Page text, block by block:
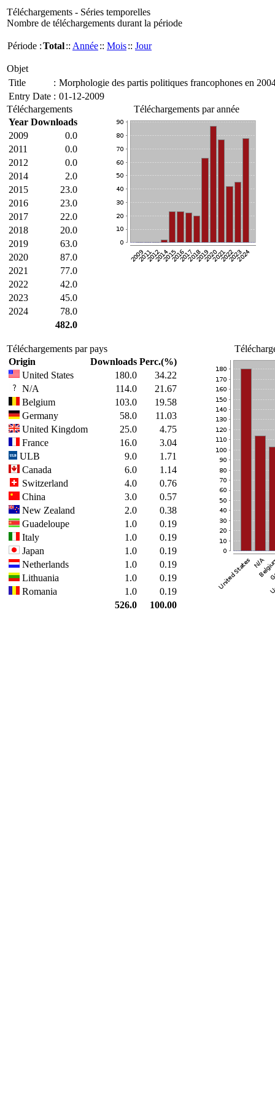
Téléchargements - Séries temporelles
Nombre de téléchargements durant la période
Période :Total:: Année:: Mois:: Jour
Objet
Title
: Morphologie des partis politiques francophones en
Entry Date : 01-12-2009
Téléchargements
Year Downloads
2009
0.0
2011
0.0
2012
0.0
2014
2.0
2015
23.0
2016
23.0
2017
22.0
2018
20.0
2019
63.0
2020
87.0
2021
77.0
2022
42.0
2023
45.0
2024
78.0
482.0
Téléchargements par année
Téléchargements par pays
Origin
Downloads Perc.(%)
United States
180.0
34.22
N/A
114.0
21.67
Belgium
103.0
19.58
Germany
58.0
11.03
United Kingdom
25.0
4.75
France
16.0
3.04
ULB
9.0
1.71
Canada
6.0
1.14
Switzerland
4.0
0.76
China
3.0
0.57
New Zealand
2.0
0.38
Guadeloupe
1.0
0.19
Italy
1.0
0.19
Japan
1.0
0.19
Netherlands
1.0
0.19
Lithuania
1.0
0.19
Romania
1.0
0.19
526.0
100.00